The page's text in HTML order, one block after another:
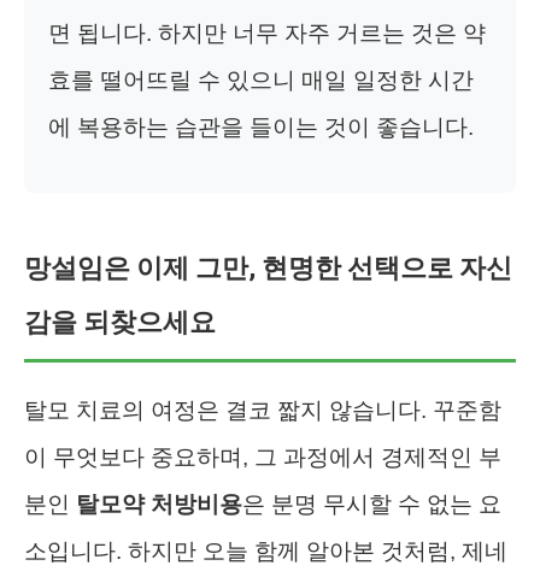
면 됩니다. 하지만 너무 자주 거르는 것은 약
효를 떨어뜨릴 수 있으니 매일 일정한 시간
에 복용하는 습관을 들이는 것이 좋습니다.
망설임은 이제 그만, 현명한 선택으로 자신
감을 되찾으세요
탈모 치료의 여정은 결코 짧지 않습니다. 꾸준함
이 무엇보다 중요하며, 그 과정에서 경제적인 부
분인 탈모약 처방비용은 분명 무시할 수 없는 요
소입니다. 하지만 오늘 함께 알아본 것처럼, 제네